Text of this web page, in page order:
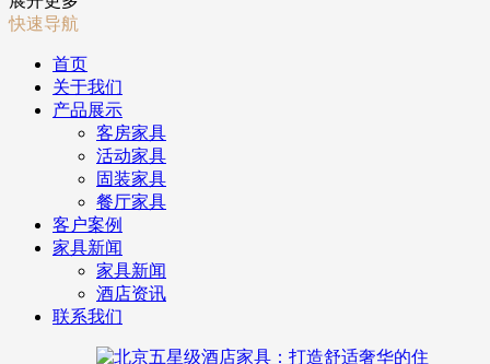
快速导航
首页
关于我们
产品展示
客房家具
活动家具
固装家具
餐厅家具
客户案例
家具新闻
家具新闻
酒店资讯
联系我们